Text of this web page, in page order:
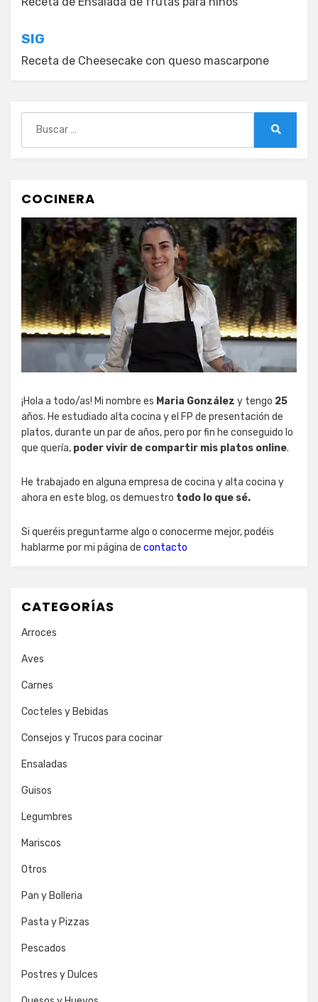
de
entradas
SIG
Receta de Cheesecake con queso mascarpone
COCINERA
¡Hola a todo/as! Mi nombre es Maria González y tengo 25
años. He estudiado alta cocina y el FP de presentación de
platos, durante un par de años, pero por fin he conseguido lo
que quería, poder vivir de compartir mis platos online.
He trabajado en alguna empresa de cocina y alta cocina y
ahora en este blog, os demuestro todo lo que sé.
Si queréis preguntarme algo o conocerme mejor, podéis
hablarme por mi página de contacto
CATEGORÍAS
Arroces
Aves
Carnes
Cocteles y Bebidas
Consejos y Trucos para cocinar
Ensaladas
Guisos
Legumbres
Mariscos
Otros
Pan y Bolleria
Pasta y Pizzas
Pescados
Postres y Dulces